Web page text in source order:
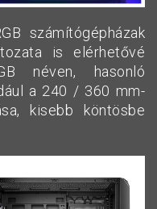
számítógépházak
is elérhetővé
néven, hasonló
a 240 / 360 mm-
kisebb köntösbe